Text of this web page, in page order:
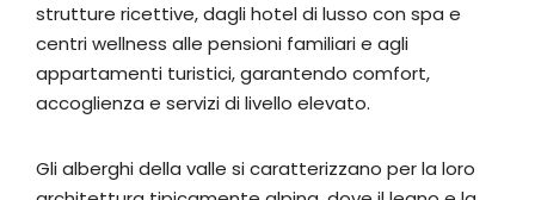
strutture ricettive, dagli hotel di lusso con spa e
centri wellness alle pensioni familiari e agli
appartamenti turistici, garantendo comfort,
accoglienza e servizi di livello elevato.
Gli alberghi della valle si caratterizzano per la loro